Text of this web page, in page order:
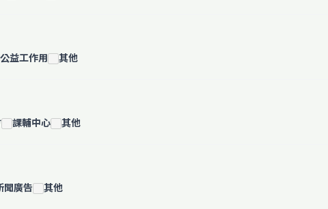
公益工作用 其他
課輔中心 其他
聞廣告 其他